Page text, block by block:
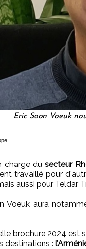
Eric Soon Voeuk
charge dusecteur
travaillé pour
aussi pour Teldar
Voeuk aura
brochure 2024 est
destinations :